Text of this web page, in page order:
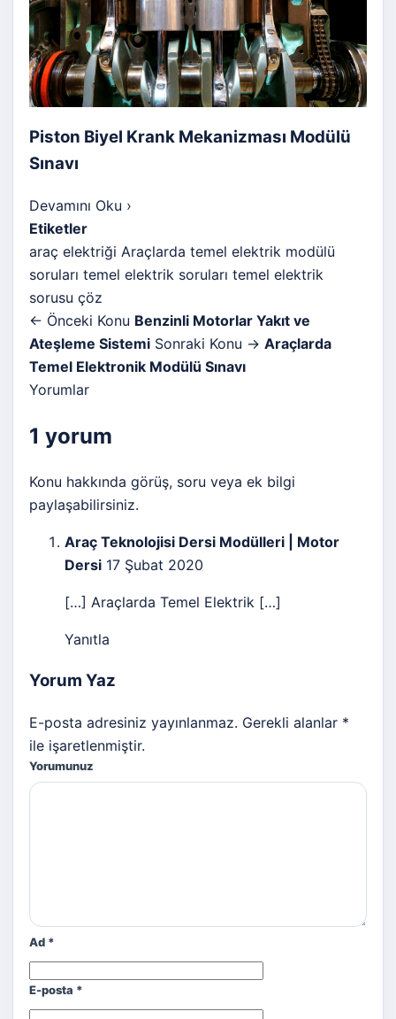
Piston Biyel Krank Mekanizması Modülü
Sınavı
Devamını Oku ›
Etiketler
araç elektriği Araçlarda temel elektrik modülü
soruları temel elektrik soruları temel elektrik
sorusu çöz
← Önceki Konu Benzinli Motorlar Yakıt ve
Ateşleme Sistemi Sonraki Konu → Araçlarda
Temel Elektronik Modülü Sınavı
Yorumlar
1 yorum
Konu hakkında görüş, soru veya ek bilgi
paylaşabilirsiniz.
Araç Teknolojisi Dersi Modülleri | Motor
Dersi 17 Şubat 2020
[…] Araçlarda Temel Elektrik […]
Yanıtla
Yorum Yaz
E-posta adresiniz yayınlanmaz. Gerekli alanlar *
ile işaretlenmiştir.
Yorumunuz
Ad *
E-posta *